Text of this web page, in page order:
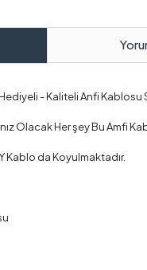
- Kaliteli Anfi Kablosu
Olacak Her şey Bu Amfi
Kablo da Koyulmaktadır.